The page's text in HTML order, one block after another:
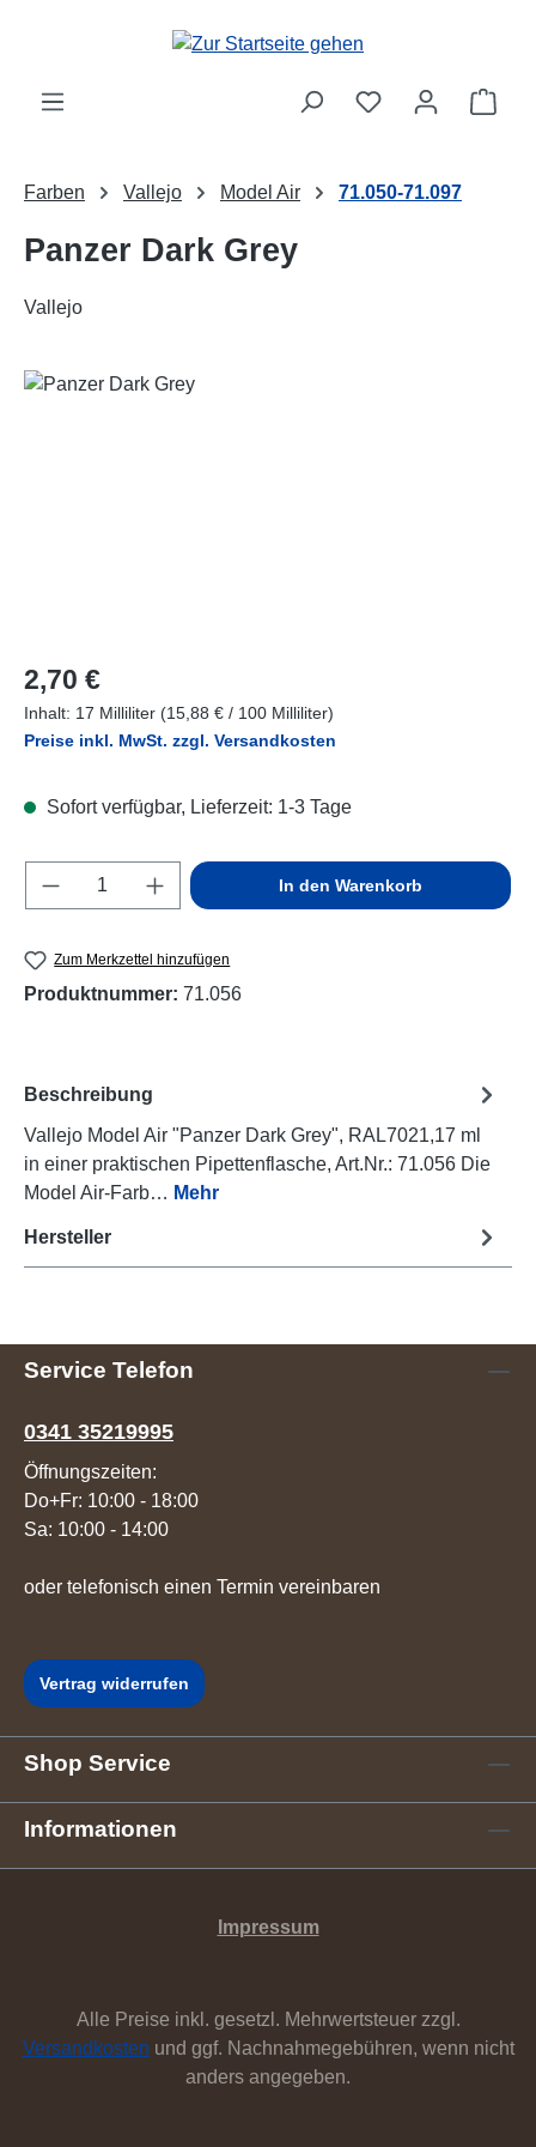
Zum Hauptinhalt springen
Farben Vallejo Model Air 71.050-71.097
Panzer Dark Grey
Vallejo
Bildergalerie überspringen
Regulärer Preis:
2,70 €
Inhalt: 17 Milliliter (15,88 € / 100 Milliliter)
Preise inkl. MwSt. zzgl. Versandkosten
Sofort verfügbar, Lieferzeit: 1-3 Tage
Produkt Anzahl: Gib den gewünschten
In den Warenkorb
Zum Merkzettel hinzufügen
Produktnummer: 71.056
Beschreibung
Vallejo Model Air "Panzer Dark Grey", RAL7021,17 ml
in einer praktischen Pipettenflasche, Art.Nr.: 71.056 Die
Model Air-Farb… Mehr
Hersteller
Service Telefon
0341 35219995
Öffnungszeiten:
Do+Fr: 10:00 - 18:00
Sa: 10:00 - 14:00
oder telefonisch einen Termin vereinbaren
Vertrag widerrufen
Shop Service
Informationen
Impressum
Alle Preise inkl. gesetzl. Mehrwertsteuer zzgl.
Versandkosten und ggf. Nachnahmegebühren, wenn nicht
anders angegeben.